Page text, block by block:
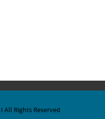
I All Rights Reserved